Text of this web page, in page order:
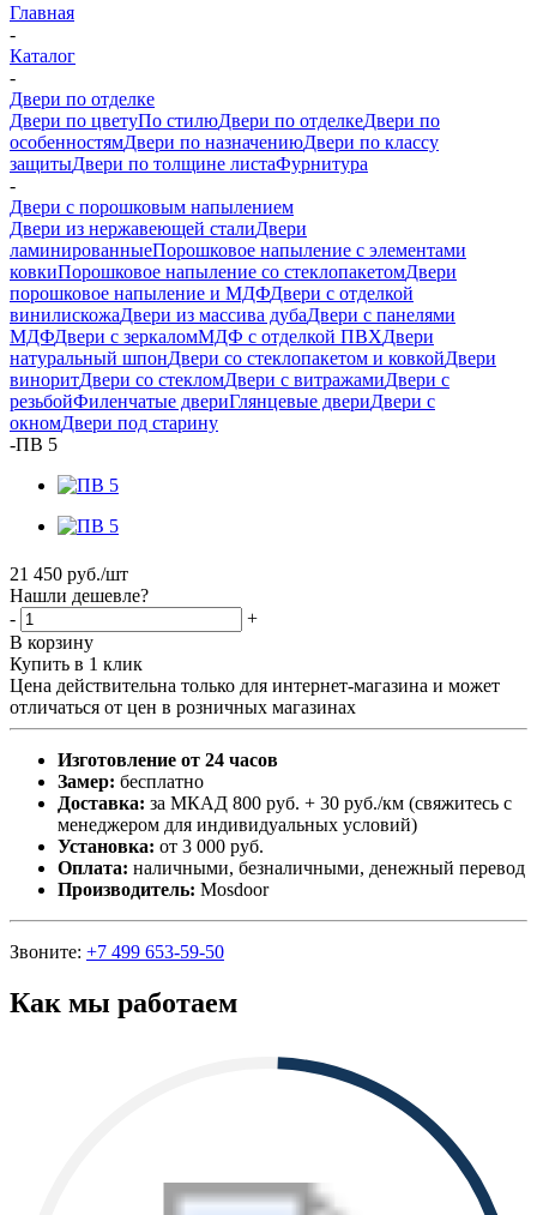
Главная
-
Каталог
-
Двери по отделке
Двери по цветуПо стилюДвери по отделкеДвери по
особенностямДвери по назначениюДвери по классу
защитыДвери по толщине листаФурнитура
-
Двери с порошковым напылением
Двери из нержавеющей сталиДвери
ламинированныеПорошковое напыление с элементами
ковкиПорошковое напыление со стеклопакетомДвери
порошковое напыление и МДФДвери с отделкой
винилискожаДвери из массива дубаДвери с панелями
МДФДвери с зеркаломМДФ с отделкой ПВХДвери
натуральный шпонДвери со стеклопакетом и ковкойДвери
виноритДвери со стекломДвери с витражамиДвери с
резьбойФиленчатые двериГлянцевые двериДвери с
окномДвери под старину
-ПВ 5
21 450 руб./шт
Нашли дешевле?
-
+
В корзину
Купить в 1 клик
Цена действительна только для интернет-магазина и может
отличаться от цен в розничных магазинах
Изготовление от 24 часов
Замер: бесплатно
Доставка: за МКАД 800 руб. + 30 руб./км (свяжитесь с
менеджером для индивидуальных условий)
Установка: от 3 000 руб.
Оплата: наличными, безналичными, денежный перевод
Производитель: Mosdoor
Звоните: +7 499 653-59-50
Как мы работаем